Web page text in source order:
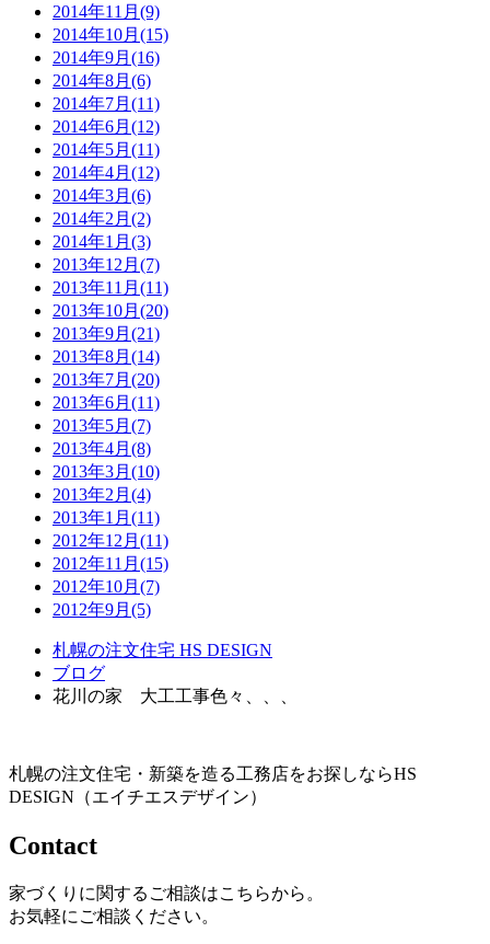
2014年11月(9)
2014年10月(15)
2014年9月(16)
2014年8月(6)
2014年7月(11)
2014年6月(12)
2014年5月(11)
2014年4月(12)
2014年3月(6)
2014年2月(2)
2014年1月(3)
2013年12月(7)
2013年11月(11)
2013年10月(20)
2013年9月(21)
2013年8月(14)
2013年7月(20)
2013年6月(11)
2013年5月(7)
2013年4月(8)
2013年3月(10)
2013年2月(4)
2013年1月(11)
2012年12月(11)
2012年11月(15)
2012年10月(7)
2012年9月(5)
札幌の注文住宅 HS DESIGN
ブログ
花川の家 大工工事色々、、、
札幌の注文住宅・新築を造る工務店をお探しならHS
DESIGN（エイチエスデザイン）
Contact
家づくりに関するご相談はこちらから。
お気軽にご相談ください。